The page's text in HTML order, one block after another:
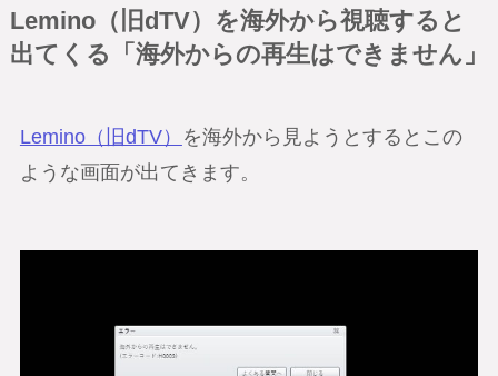
Lemino（旧dTV）を海外から視聴すると
出てくる「海外からの再生はできません」
Lemino（旧dTV）
を海外から見ようとするとこの
ような画面が出てきます。